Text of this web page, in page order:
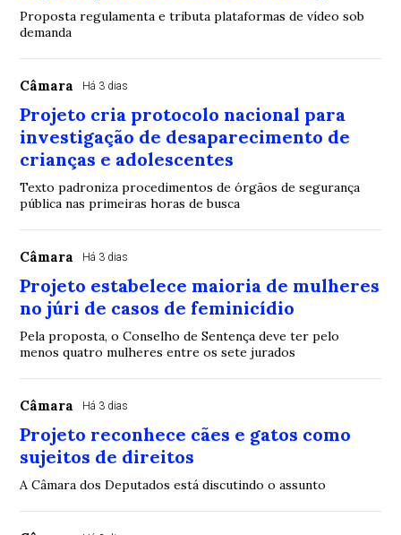
Proposta regulamenta e tributa plataformas de vídeo sob
demanda
Câmara Há 3 dias
Projeto cria protocolo nacional para
investigação de desaparecimento de
crianças e adolescentes
Texto padroniza procedimentos de órgãos de segurança
pública nas primeiras horas de busca
Câmara Há 3 dias
Projeto estabelece maioria de mulheres
no júri de casos de feminicídio
Pela proposta, o Conselho de Sentença deve ter pelo
menos quatro mulheres entre os sete jurados
Câmara Há 3 dias
Projeto reconhece cães e gatos como
sujeitos de direitos
A Câmara dos Deputados está discutindo o assunto